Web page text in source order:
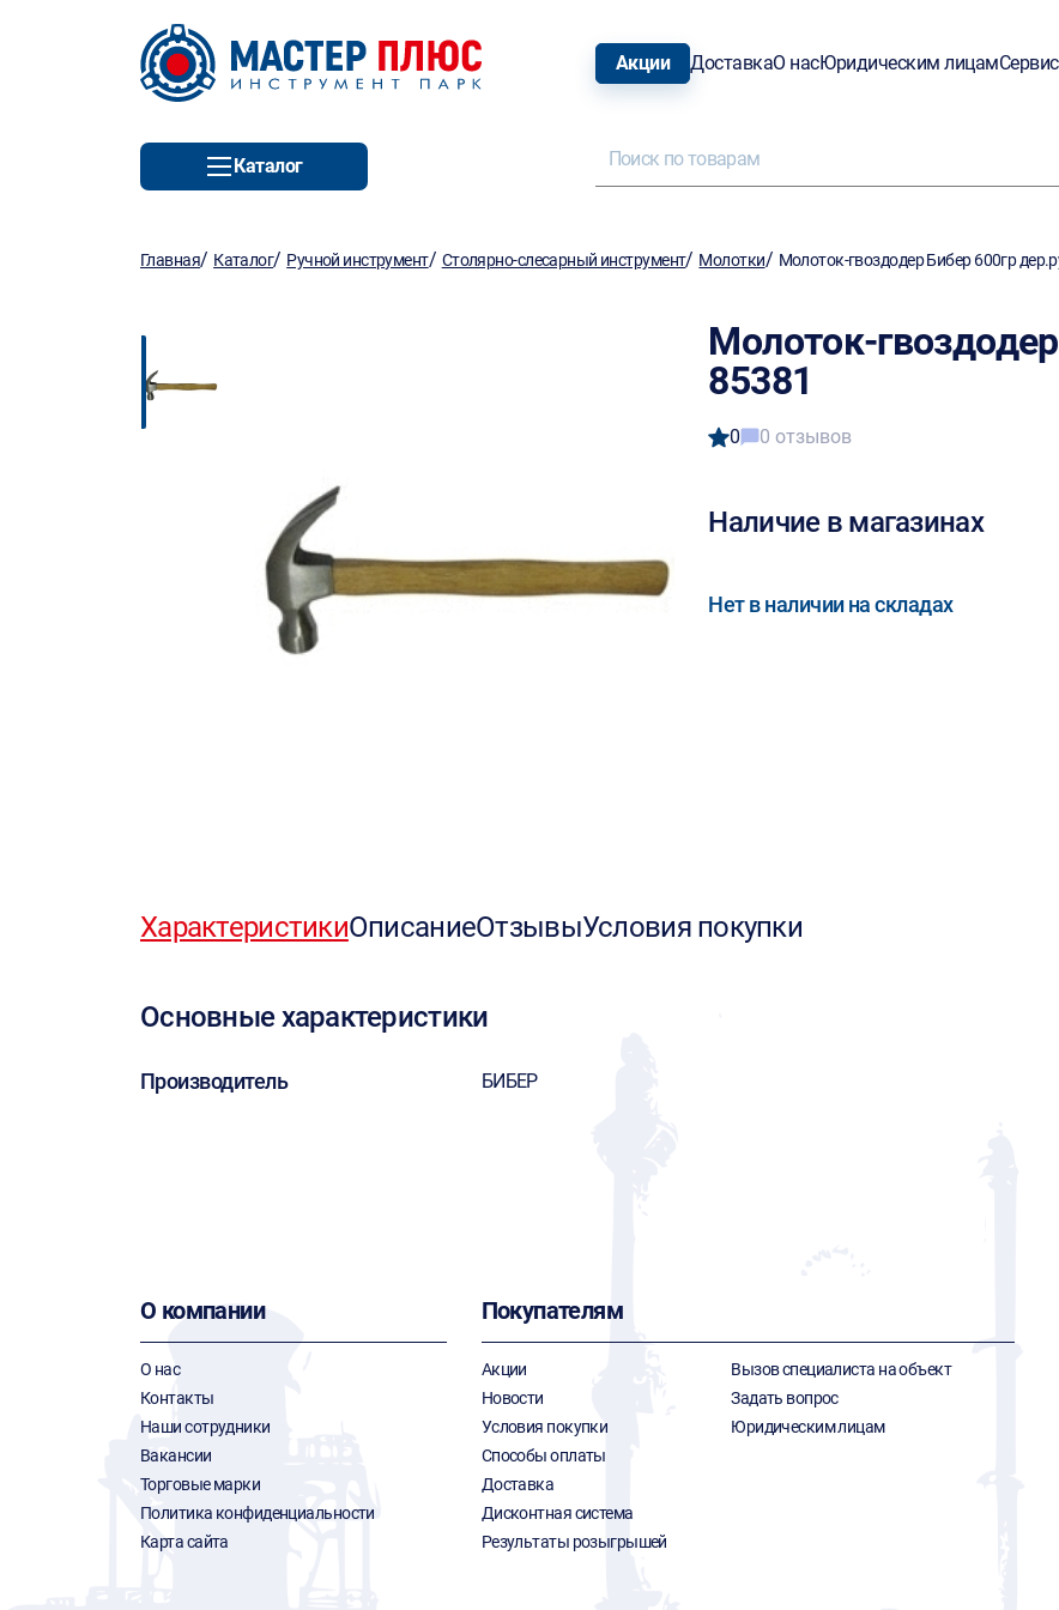
Акции ДоставкаО насЮридическим лицам
Каталог
Главная/ Каталог/ Ручной инструмент/ Столярно-слесарный инструмент/ Молотки/ Молоток-гвоздодер Бибер 600гр
Молоток-
85381
0 0 отзывов
Наличие в магазинах
Нет в наличии на складах
ХарактеристикиОписаниеОтзывыУсловия покупки
Основные характеристики
Производитель БИБЕР
О компании
О нас
Контакты
Наши сотрудники
Вакансии
Торговые марки
Политика конфиденциальности
Карта сайта
Покупателям
Акции
Новости
Условия покупки
Способы оплаты
Доставка
Дисконтная система
Результаты розыгрышей
Вызов специалиста на объект
Задать вопрос
Юридическим лицам